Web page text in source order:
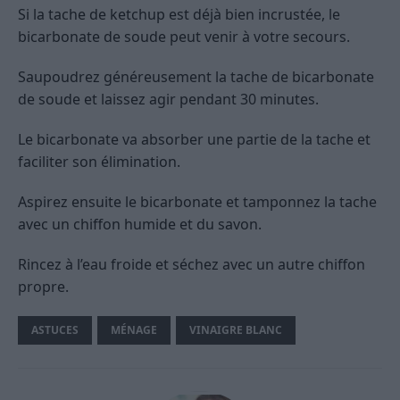
Si la tache de ketchup est déjà bien incrustée, le
bicarbonate de soude peut venir à votre secours.
Saupoudrez généreusement la tache de bicarbonate
de soude et laissez agir pendant 30 minutes.
Le bicarbonate va absorber une partie de la tache et
faciliter son élimination.
Aspirez ensuite le bicarbonate et tamponnez la tache
avec un chiffon humide et du savon.
Rincez à l’eau froide et séchez avec un autre chiffon
propre.
ASTUCES MÉNAGE VINAIGRE BLANC